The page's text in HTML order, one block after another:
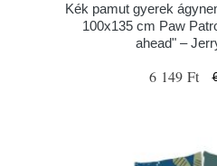
Kék pamut gyerek
100x135 cm Paw
ahead" –
6 149 Ft